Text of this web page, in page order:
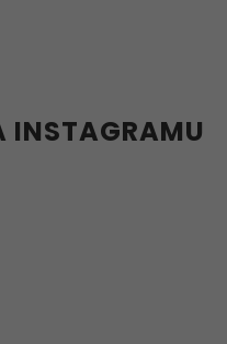
INSTAGRAMU